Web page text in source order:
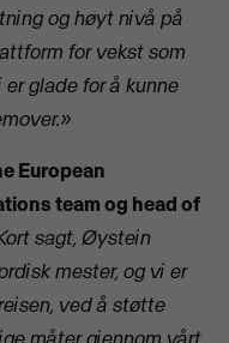
og høyt nivå på
for vekst som
glade for å kunne
European
team og head of
sagt, Øystein
mester, og vi er
ved å støtte